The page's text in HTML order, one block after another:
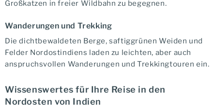
Großkatzen in freier Wildbahn zu begegnen.
Wanderungen und Trekking
Die dichtbewaldeten Berge, saftiggrünen Weiden und
Felder Nordostindiens laden zu leichten, aber auch
anspruchsvollen Wanderungen und Trekkingtouren ein.
Wissenswertes für Ihre Reise in den
Nordosten von Indien